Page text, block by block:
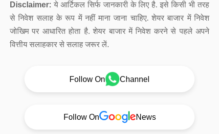
Disclaimer: ये आर्टिकल सिर्फ जानकारी के लिए है. इसे किसी भी तरह
से निवेश सलाह के रूप में नहीं माना जाना चाहिए. शेयर बाजार में निवेश
जोखिम पर आधारित होता है. शेयर बाजार में निवेश करने से पहले अपने
वित्तीय सलाहकार से सलाह जरूर लें.
Follow On Channel
Follow On News